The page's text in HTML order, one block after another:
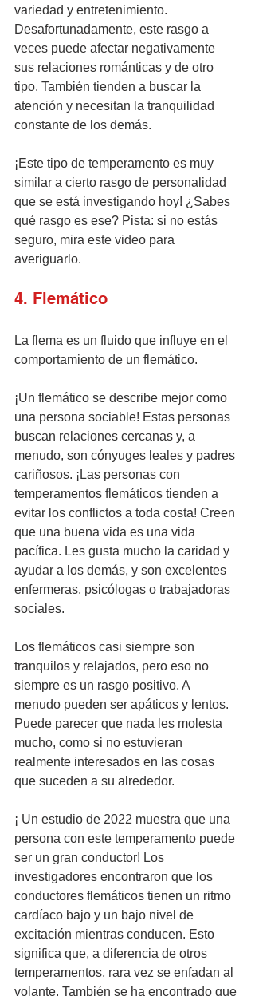
variedad y entretenimiento.
Desafortunadamente, este rasgo a
veces puede afectar negativamente
sus relaciones románticas y de otro
tipo. También tienden a buscar la
atención y necesitan la tranquilidad
constante de los demás.
¡Este tipo de temperamento es muy
similar a cierto rasgo de personalidad
que se está investigando hoy! ¿Sabes
qué rasgo es ese? Pista: si no estás
seguro, mira este video para
averiguarlo.
4. Flemático
La flema es un fluido que influye en el
comportamiento de un flemático.
¡Un flemático se describe mejor como
una persona sociable! Estas personas
buscan relaciones cercanas y, a
menudo, son cónyuges leales y padres
cariñosos. ¡Las personas con
temperamentos flemáticos tienden a
evitar los conflictos a toda costa! Creen
que una buena vida es una vida
pacífica. Les gusta mucho la caridad y
ayudar a los demás, y son excelentes
enfermeras, psicólogas o trabajadoras
sociales.
Los flemáticos casi siempre son
tranquilos y relajados, pero eso no
siempre es un rasgo positivo. A
menudo pueden ser apáticos y lentos.
Puede parecer que nada les molesta
mucho, como si no estuvieran
realmente interesados ​​en las cosas
que suceden a su alrededor.
¡ Un estudio de 2022 muestra que una
persona con este temperamento puede
ser un gran conductor! Los
investigadores encontraron que los
conductores flemáticos tienen un ritmo
cardíaco bajo y un bajo nivel de
excitación mientras conducen. Esto
significa que, a diferencia de otros
temperamentos, rara vez se enfadan al
volante. También se ha encontrado que